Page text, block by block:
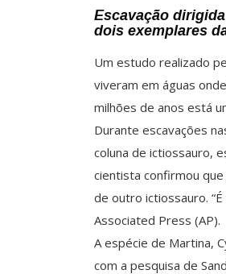
Escavação
dois exemplares
Um estudo realizado
viveram em águas
milhões de anos está
Durante escavações
coluna de ictiossauro,
cientista confirmou
de outro ictiossauro.
Associated Press (AP).
A espécie de Martina,
com a pesquisa de